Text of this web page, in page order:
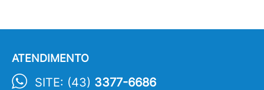
ATENDIMENTO
SITE: (43) 3377-6686